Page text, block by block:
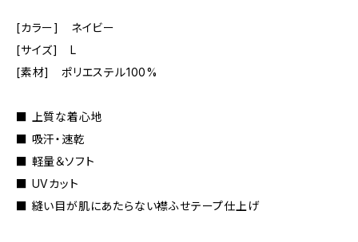
[カラー] ネイビー
[サイズ] L
[素材] ポリエステル100%
■ 上質な着心地
■ 吸汗・速乾
■ 軽量＆ソフト
■ UVカット
■ 縫い目が肌にあたらない襟ふせテープ仕上げ